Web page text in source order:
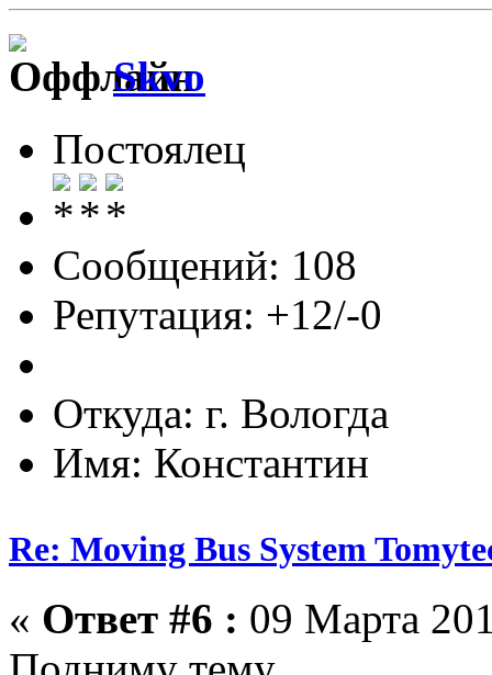
Skvo
Постоялец
Сообщений: 108
Репутация: +12/-0
Откуда: г. Вологда
Имя: Константин
Re: Moving Bus System
« Ответ #6 : 09 Марта